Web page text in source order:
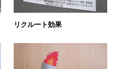
リクルート効果